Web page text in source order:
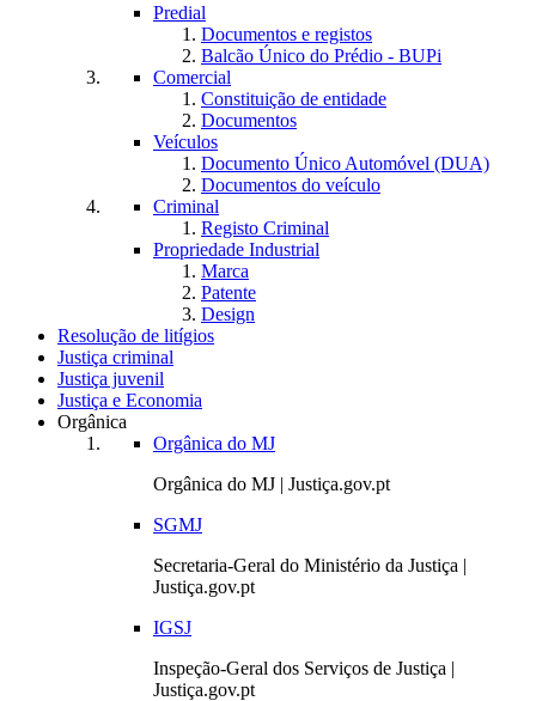
Predial
Documentos e registos
Balcão Único do Prédio - BUPi
Comercial
Constituição de entidade
Documentos
Veículos
Documento Único Automóvel (DUA)
Documentos do veículo
Criminal
Registo Criminal
Propriedade Industrial
Marca
Patente
Design
Resolução de litígios
Justiça criminal
Justiça juvenil
Justiça e Economia
Orgânica
Orgânica do MJ
Orgânica do MJ | Justiça.gov.pt
SGMJ
Secretaria-Geral do Ministério da Justiça |
Justiça.gov.pt
IGSJ
Inspeção-Geral dos Serviços de Justiça |
Justiça.gov.pt